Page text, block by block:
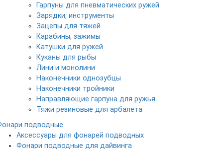
Гарпуны для пневматических ружей
Зарядки, инструменты
Зацепы для тяжей
Карабины, зажимы
Катушки для ружей
Куканы для рыбы
Лини и монолини
Наконечники однозубцы
Наконечники тройники
Направляющие гарпуна для ружья
Тяжи резиновые для арбалета
подводные
Аксессуары для фонарей подводных
Фонари подводные для дайвинга